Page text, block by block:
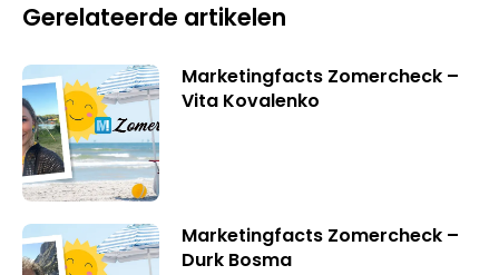
Gerelateerde artikelen
Marketingfacts Zomercheck –
Vita Kovalenko
Marketingfacts Zomercheck –
Durk Bosma